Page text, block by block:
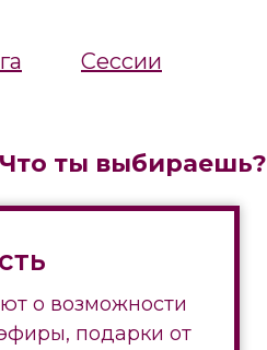
Сессии
ты выбираешь?
о возможности
подарки от